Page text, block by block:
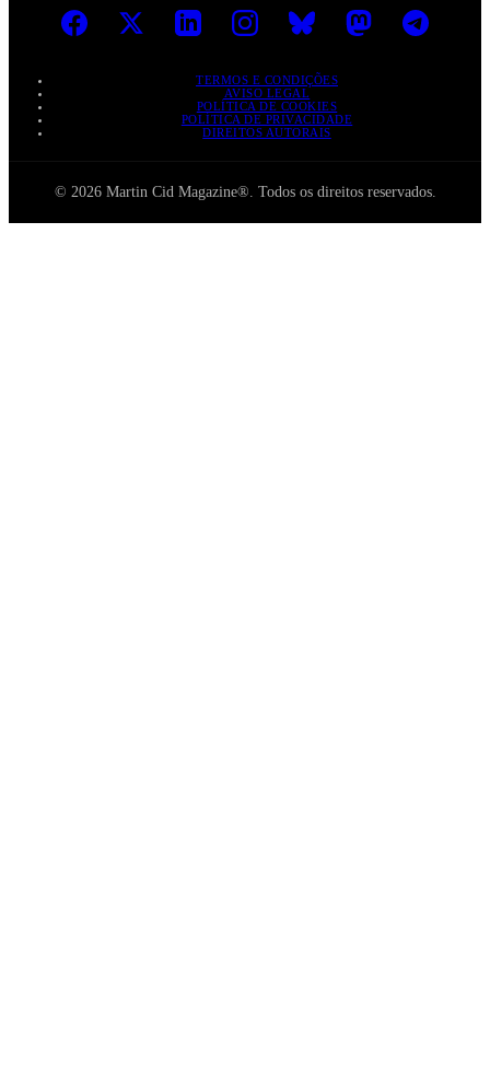
TERMOS E CONDIÇÕES
AVISO LEGAL
POLÍTICA DE COOKIES
POLÍTICA DE PRIVACIDADE
DIREITOS AUTORAIS
© 2026 Martin Cid Magazine®. Todos os direitos reservados.